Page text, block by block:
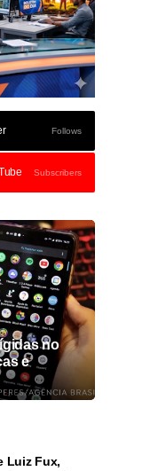
Follows
Subscribers
no
e
Luiz Fux,